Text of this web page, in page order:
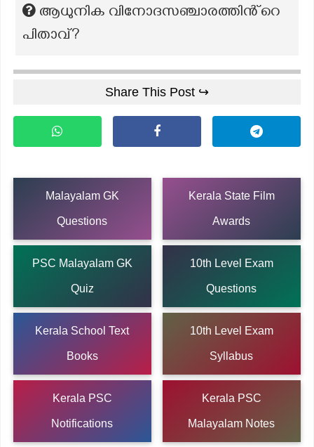
ആധുനിക വിനോദസഞ്ചാരത്തിൻ്റെ
പിതാവ്?
Share This Post ↪
Malayalam GK
Questions
Kerala State Film
Awards
PSC Malayalam GK
Quiz
10th Level Exam
Questions
Kerala School Text
Books
10th Level Exam
Syllabus
Kerala PSC
Notifications
Kerala PSC
Malayalam Notes